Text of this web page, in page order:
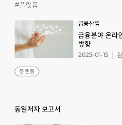
#플랫폼
금융산업
금융분야 온라
방향
플랫폼
2025-01-15
동일저자 보고서